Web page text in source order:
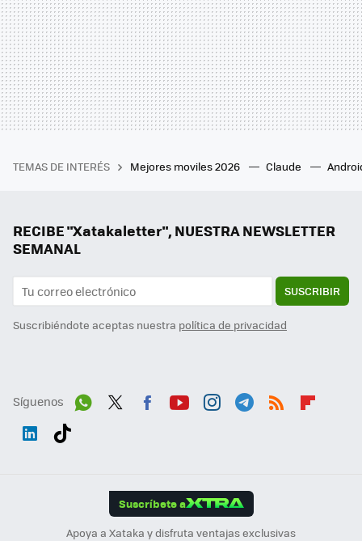
TEMAS DE INTERÉS Mejores moviles 2026 Claude
RECIBE "Xatakaletter", NUESTRA NEWSLETTER
SEMANAL
SUSCRIBIR
Suscribiéndote aceptas nuestra política de privacidad
Síguenos
Suscríbete a
Apoya a Xataka y disfruta ventajas exclusivas